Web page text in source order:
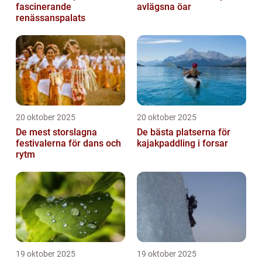
fascinerande
renässanspalats
avlägsna öar
20 oktober 2025
De mest storslagna
festivalerna för dans och
rytm
20 oktober 2025
De bästa platserna för
kajakpaddling i forsar
19 oktober 2025 19 oktober 2025